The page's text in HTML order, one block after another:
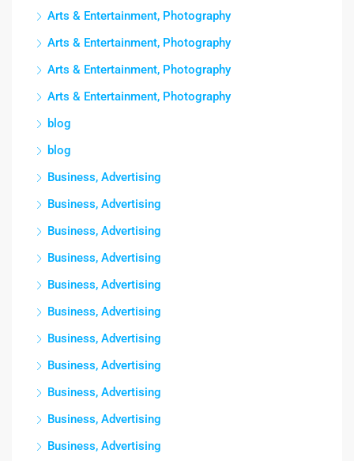
Arts & Entertainment, Photography
Arts & Entertainment, Photography
Arts & Entertainment, Photography
Arts & Entertainment, Photography
blog
blog
Business, Advertising
Business, Advertising
Business, Advertising
Business, Advertising
Business, Advertising
Business, Advertising
Business, Advertising
Business, Advertising
Business, Advertising
Business, Advertising
Business, Advertising